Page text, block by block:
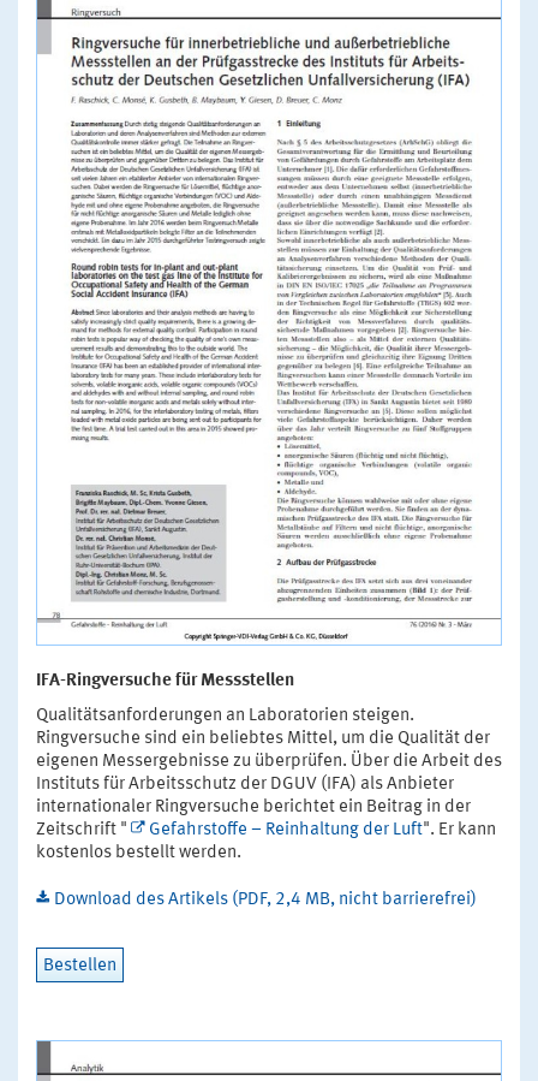
IFA-Ringversuche für Messstellen
Qualitätsanforderungen an Laboratorien steigen.
Ringversuche sind ein beliebtes Mittel, um die Qualität der
eigenen Messergebnisse zu überprüfen. Über die Arbeit des
Instituts für Arbeitsschutz der DGUV (IFA) als Anbieter
internationaler Ringversuche berichtet ein Beitrag in der
Zeitschrift "
Gefahrstoffe – Reinhaltung der Luft". Er kann
kostenlos bestellt werden.
Download des Artikels (PDF, 2,4 MB, nicht barrierefrei)
Bestellen